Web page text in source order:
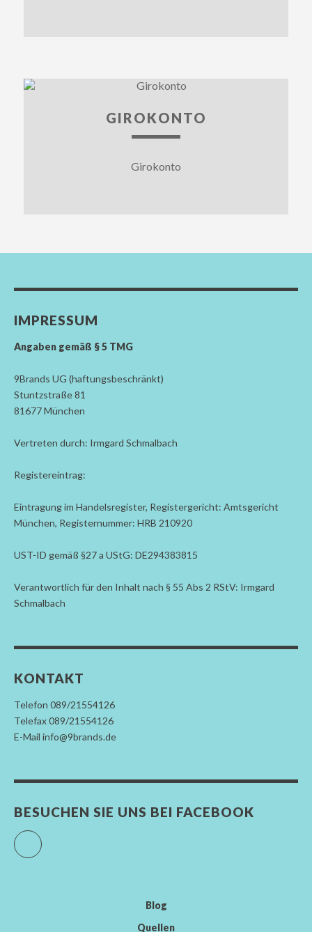
GIROKONTO
Girokonto
IMPRESSUM
Angaben gemäß § 5 TMG
9Brands UG (haftungsbeschränkt)
Stuntzstraße 81
81677 München
Vertreten durch: Irmgard Schmalbach
Registereintrag:
Eintragung im Handelsregister, Registergericht: Amtsgericht
München, Registernummer: HRB 210920
UST-ID gemäß §27 a UStG: DE294383815
Verantwortlich für den Inhalt nach § 55 Abs 2 RStV: Irmgard
Schmalbach
KONTAKT
Telefon 089/21554126
Telefax 089/21554126
E-Mail info@9brands.de
BESUCHEN SIE UNS BEI FACEBOOK
Facebook
Blog
Quellen